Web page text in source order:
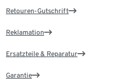
Retouren-Gutschrift
Reklamation
Ersatzteile & Reparatur
Garantie